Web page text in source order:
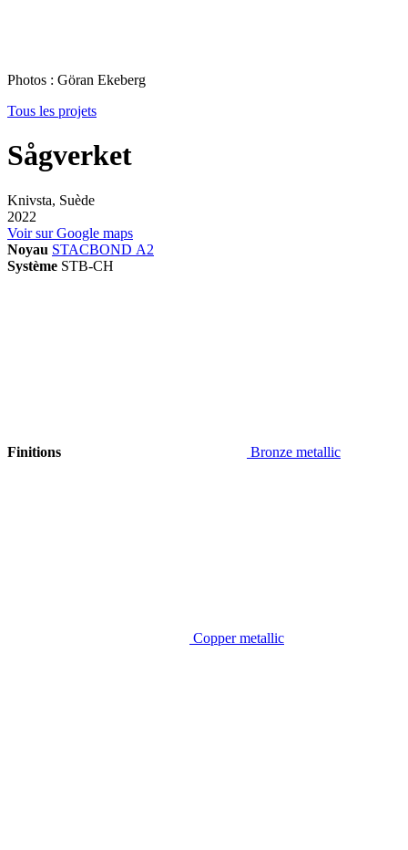
Photos : Göran Ekeberg
Tous les projets
Sågverket
Knivsta, Suède
2022
Voir sur Google maps
Noyau STACBOND A2
Système STB-CH
Finitions Bronze metallic
Copper metallic